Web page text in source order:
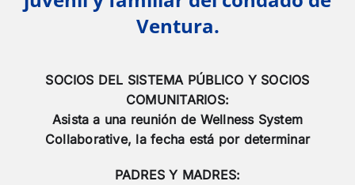
Ventura.
SOCIOS DEL SISTEMA PÚBLICO Y SOCIOS
COMUNITARIOS:
Asista a una reunión de Wellness System
Collaborative, la fecha está por determinar
PADRES Y MADRES: